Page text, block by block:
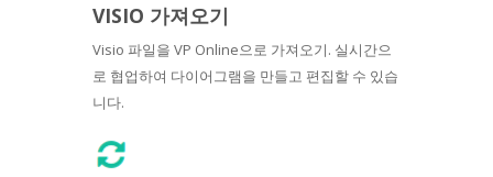
VISIO 가져오기
Visio 파일을 VP Online으로 가져오기. 실시간으
로 협업하여 다이어그램을 만들고 편집할 수 있습
니다.